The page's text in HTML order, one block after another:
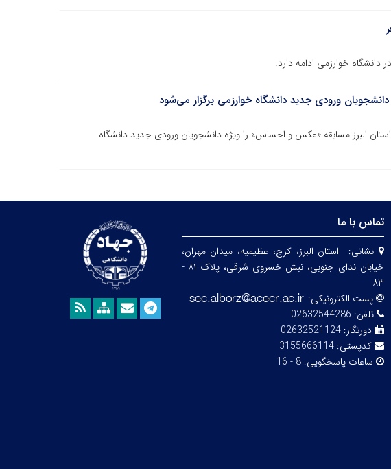
خوارزمی ادامه دارد.
ورودی جدید دانشگاه خوارزمی برگزار می‌شود
البرز مسابقه «عکس و احساس» را ویژه دانشجویان ورودی جدید دانشگاه
تماس با ما
نشانی:
استان البرز، کرج، عظیمیه، میدان مهران،
خیابان ندای جنوبی، نبش خسروی شرقی، پلاک ۸۱ -
۸۳
پست الکترونیکی:
تلفن: 02632544286
دورنگار:02632521124
کدپستی:3155666114
ساعات پاسخگویی:8 - 16